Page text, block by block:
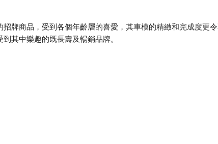
牌商品，受到各個年齡層的喜愛，其車模的精緻和完成度更
其中樂趣的既長壽及暢銷品牌。